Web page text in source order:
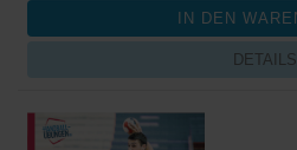
DETAILS